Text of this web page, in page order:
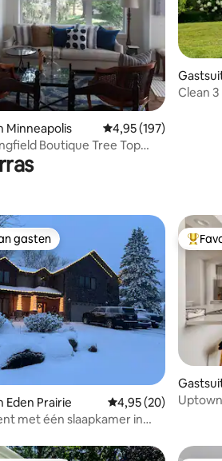
4,93 op 5, 307 recensies
Minneapolis Gemiddelde
4,95 (197)
Boutique Tree Top
Clean
van 5 op 5, 33 recensies
gasten
gasten
Eden Prairie Gemiddelde
4,95 (20)
met één slaapkamer in